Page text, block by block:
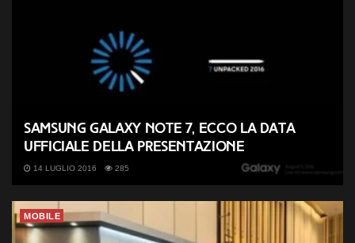
Samsung Galaxy Note 7, ecco la data
ufficiale della presentazione
14 LUGLIO 2016 285
MOBILE